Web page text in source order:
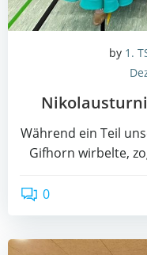
by 1.
Wäh­rend ein Teil
Gif­horn wir­bel­te,
0